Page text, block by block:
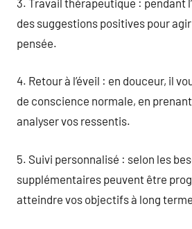
des suggestions positives pour
pensée.
4. Retour à l’éveil : en douceur, il
de conscience normale, en
analyser vos ressentis.
5. Suivi personnalisé : selon les
supplémentaires peuvent être
atteindre vos objectifs à long